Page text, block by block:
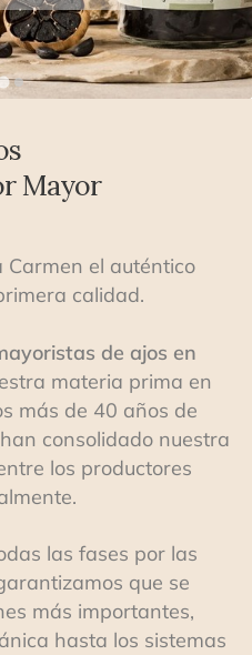
Mayor
Carmen el auténtico
calidad.
de ajos en
materia prima en
más de 40 años de
consolidado nuestra
los productores
las fases por las
que se
más importantes,
hasta los sistemas